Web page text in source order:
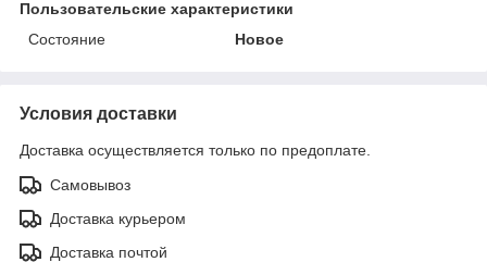
Пользовательские характеристики
Состояние
Новое
Условия доставки
Доставка осуществляется только по предоплате.
Самовывоз
Доставка курьером
Доставка почтой